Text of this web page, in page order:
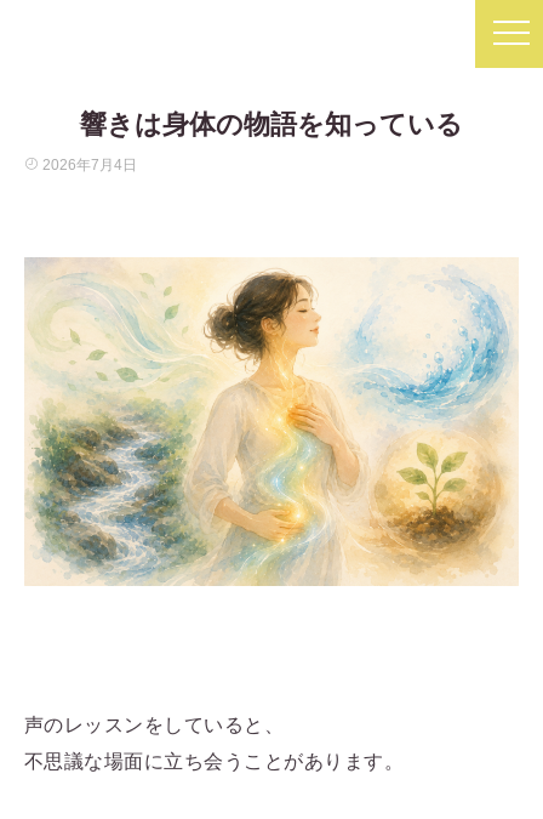
響きは身体の物語を知っている
2026年7月4日
声のレッスンをしていると、
不思議な場面に立ち会うことがあります。